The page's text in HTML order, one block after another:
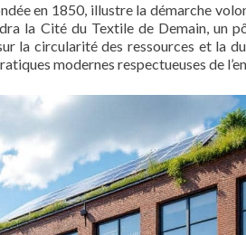
en 1850, illustre la démarche
la Cité du Textile de Demain, un
la circularité des ressources et la
modernes respectueuses de